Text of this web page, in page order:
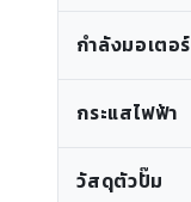
กำลังมอเตอร์
กระแสไฟฟ้า
วัสดุตัวปั๊ม